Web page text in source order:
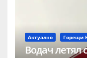
Актуално Горещи
Водач летял